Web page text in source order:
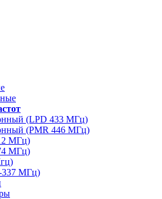
(LPD 433 МГц)
(PMR 446 МГц)
МГц)
МГц)
337 МГц)